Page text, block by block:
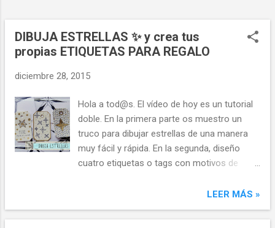
DIBUJA ESTRELLAS ✨ y crea tus
propias ETIQUETAS PARA REGALO
diciembre 28, 2015
Hola a tod@s. El vídeo de hoy es un tutorial
doble. En la primera parte os muestro un
truco para dibujar estrellas de una manera
muy fácil y rápida. En la segunda, diseño
cuatro etiquetas o tags con motivos de
regalos de Reyes o de un cumpleaños! Para
hacer las etiquetas necesitas los siguientes
materiales : - Papel tipo cartulina o cualquier
LEER MÁS »